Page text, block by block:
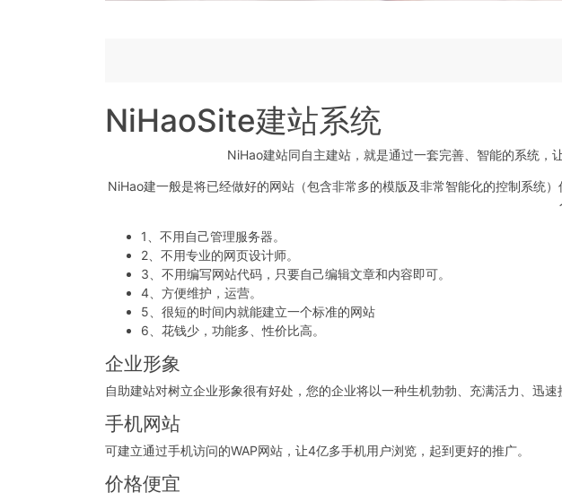
NiHaoSite建站系统
NiHao建站同自主建站，就是通过一套完善、智能的系统，
NiHao建一般是将已经做好的网站（包含非常多的模版及非常智能化的控制系统
1、不用自己管理服务器。
2、不用专业的网页设计师。
3、不用编写网站代码，只要自己编辑文章和内容即可。
4、方便维护，运营。
5、很短的时间内就能建立一个标准的网站
6、花钱少，功能多、性价比高。
企业形象
自助建站对树立企业形象很有好处，您的企业将以一种生机勃勃、充满活力、迅
手机网站
可建立通过手机访问的WAP网站，让4亿多手机用户浏览，起到更好的推广。
价格便宜